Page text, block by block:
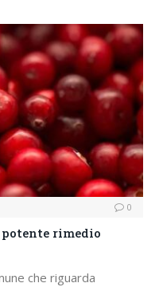
0
rimedio
che riguarda